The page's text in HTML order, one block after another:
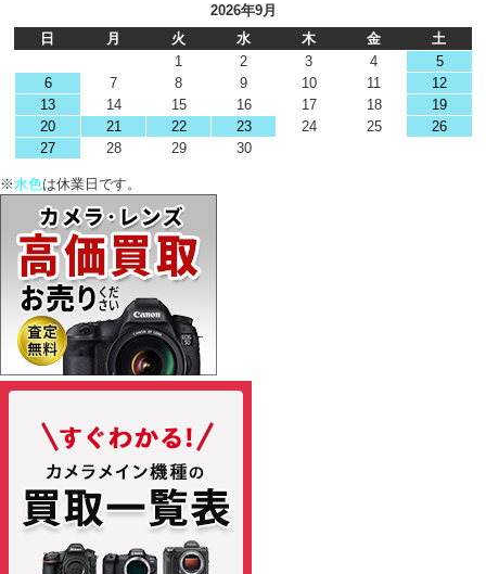
2026年9月
日
月 火 水 木 金
土
1
2 3 4
5
6
7 8 9 10 11
12
13
14 15 16 17 18
19
20
21 22 23 24 25
26
27
28 29 30
※水色は休業日です。